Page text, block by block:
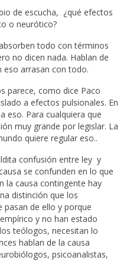
de escucha, ¿qué efectos
o neurótico?
todo con términos
no dicen nada. Hablan de
eso arrasan con todo.
parece, como dice Paco
a efectos pulsionales. En
eso. Para cualquiera que
muy grande por legislar. La
quiere regular eso..
confusión entre ley y
se confunden en lo que
la causa contingente hay
distinción que los
de ello y porque
y no han estado
teólogos, necesitan lo
hablan de la causa
psicoanalistas,